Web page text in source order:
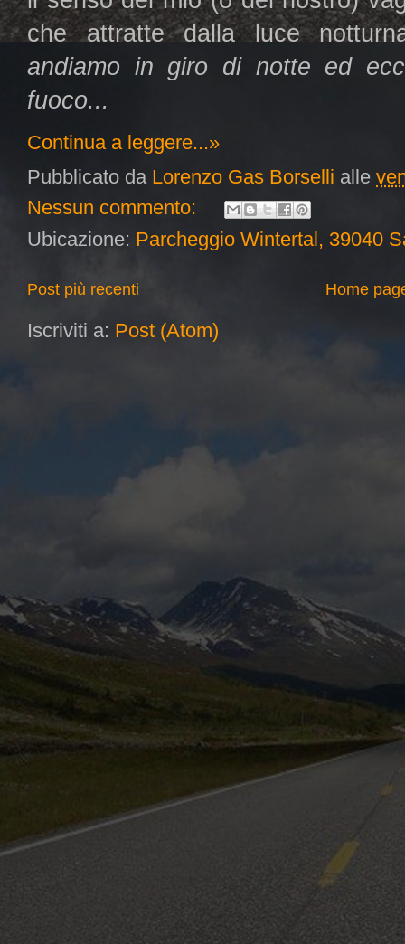
che attratte dalla luce
andiamo in giro di notte ed
fuoco...
Continua a leggere...»
Pubblicato da Lorenzo Gas Borselli alle
Nessun commento:
Ubicazione: Parcheggio Wintertal, 39040
Post più recenti Home
Iscriviti a: Post (Atom)